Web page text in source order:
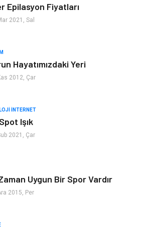
Moda
Epilasyon Fiyatları
2021, Sal
Hayatımızdaki Yeri
2012, Çar
İNTERNET
Işık
2021, Çar
Uygun Bir Spor Vardır
2015, Per